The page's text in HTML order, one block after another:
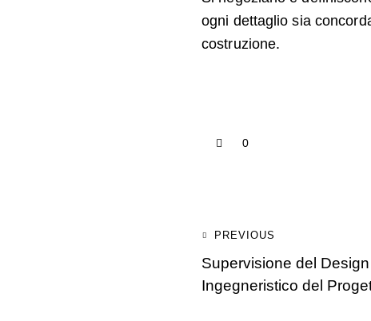
ogni dettaglio sia
costruzione.
0
PREVIOUS
Supervisione del
Ingegneristico del